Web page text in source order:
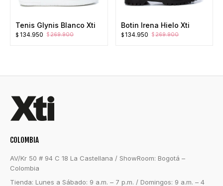
Tenis Glynis Blanco Xti
$269.900
El
$ 134.950
El
Botin Irena Hielo Xti
$269.900
El
$ 134.950
El
COLOMBIA
AV/Kr 50 # 94 C 18 La Castellana / ShowRoom: Bogotá –
Colombia
Tienda: Lunes a Sábado: 9 a.m. – 7 p.m. / Domingos: 9 a.m. – 4